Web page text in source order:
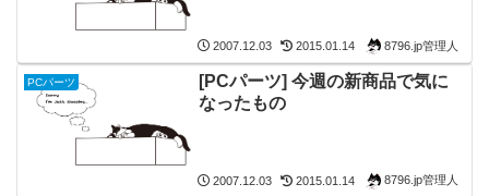
2007.12.03 2015.01.14 8796.jp管理人
PCパーツ
[PCパーツ] 今週の新商品で気に
なったもの
2007.12.03 2015.01.14 8796.jp管理人